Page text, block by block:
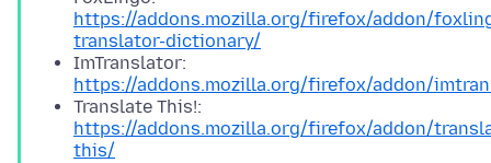
https://addons.mozilla.org/firefox/addon/
translator-dictionary/
ImTranslator:
https://addons.mozilla.org/firefox/addon/
Translate This!:
https://addons.mozilla.org/firefox/addon/
this/